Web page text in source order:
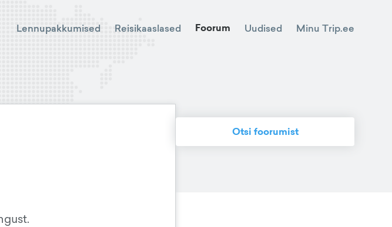
Lennupakkumised Reisikaaslased Foorum Uudised Minu Trip.ee
Otsi foorumist